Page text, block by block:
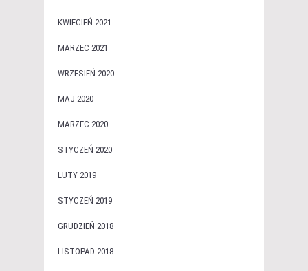
KWIECIEŃ 2021
MARZEC 2021
WRZESIEŃ 2020
MAJ 2020
MARZEC 2020
STYCZEŃ 2020
LUTY 2019
STYCZEŃ 2019
GRUDZIEŃ 2018
LISTOPAD 2018